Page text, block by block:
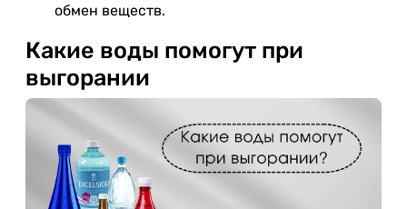
обмен веществ.
Какие воды помогут при
выгорании